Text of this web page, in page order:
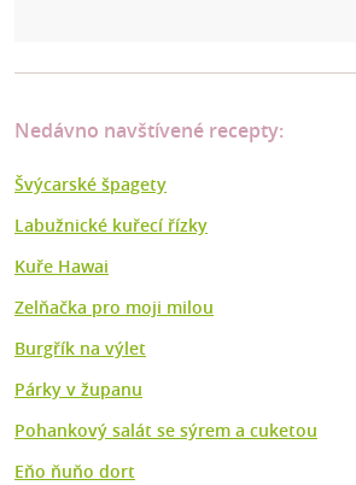
Nedávno navštívené recepty:
Švýcarské špagety
Labužnické kuřecí řízky
Kuře Hawai
Zelňačka pro moji milou
Burgřík na výlet
Párky v županu
Pohankový salát se sýrem a cuketou
Eňo ňuňo dort